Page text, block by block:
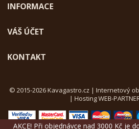
INFORMACE
VÁŠ ÚČET
KONTAKT
© 2015-2026 Kavagastro.cz | Internetový
| Hosting WEB-
AKCE! Při objednávce nad 3000 Kč je